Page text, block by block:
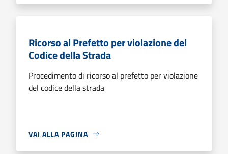
Ricorso al Prefetto per violazione del
Codice della Strada
Procedimento di ricorso al prefetto per violazione
del codice della strada
VAI ALLA PAGINA